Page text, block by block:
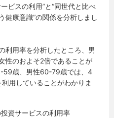
ビスの利用”と“同世代と比べ
健康意識”の関係を分析しまし
利用率を分析したところ、男
性のおよそ2倍であることが
59歳、男性60-79歳では、4
用していることがわかりま
資サービスの利用率